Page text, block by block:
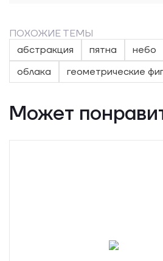
ПОХОЖИЕ ТЕМЫ
абстракция
пятна небо
облака
геометрические
Может